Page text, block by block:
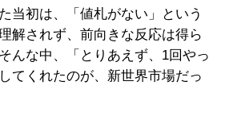
当初は、「値札がない」という
解されず、前向きな反応は得ら
んな中、「とりあえず、1回やっ
てくれたのが、新世界市場だっ